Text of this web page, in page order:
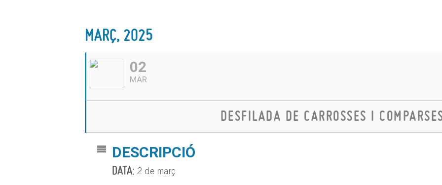
MARÇ, 2025
02
MAR
DESFILADA DE CARROSSES I
DESCRIPCIÓ
DATA: 2 de març